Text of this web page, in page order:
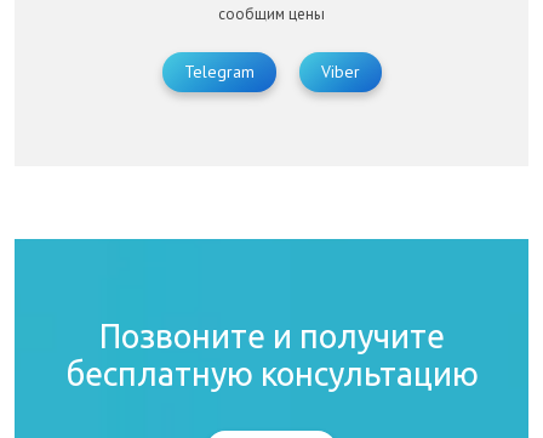
сообщим цены
Telegram Viber
Позвоните и получите
бесплатную консультацию